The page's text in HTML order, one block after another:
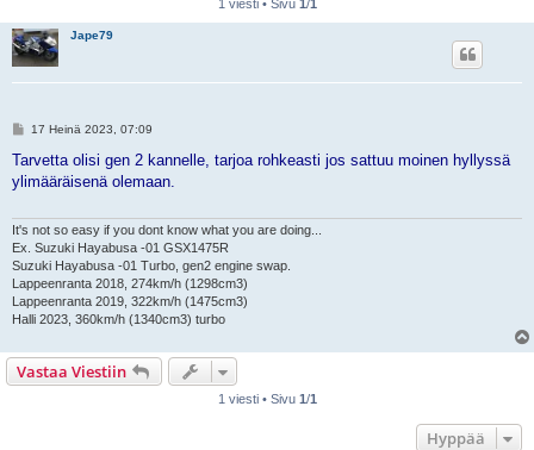
1 viesti • Sivu 1/1
Jape79
V
e
t
17 Heinä 2023, 07:09
Tarvetta olisi gen 2 kannelle, tarjoa rohkeasti jos sattuu moinen hyllyssä
ylimääräisenä olemaan.
It's not so easy if you dont know what you are doing...
Ex. Suzuki Hayabusa -01 GSX1475R
Suzuki Hayabusa -01 Turbo, gen2 engine swap.
Lappeenranta 2018, 274km/h (1298cm3)
Lappeenranta 2019, 322km/h (1475cm3)
Halli 2023, 360km/h (1340cm3) turbo
Vastaa Viestiin
1 viesti • Sivu 1/1
Hyppää